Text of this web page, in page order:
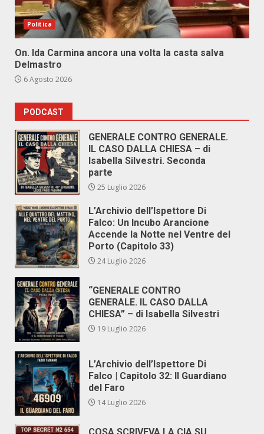
Politica
On. Ida Carmina ancora una volta la casta salva
Delmastro
6 Agosto 2026
PODCAST
GENERALE CONTRO GENERALE.
IL CASO DALLA CHIESA – di
Isabella Silvestri. Seconda
parte
25 Luglio 2026
L’Archivio dell’Ispettore Di
Falco: Un Incubo Arancione
Accende la Notte nel Ventre del
Porto (Capitolo 33)
24 Luglio 2026
“GENERALE CONTRO
GENERALE. IL CASO DALLA
CHIESA” – di Isabella Silvestri
19 Luglio 2026
L’Archivio dell’Ispettore Di
Falco | Capitolo 32: Il Guardiano
del Faro
14 Luglio 2026